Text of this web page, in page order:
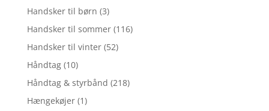
Handsker til børn (3)
Handsker til sommer (116)
Handsker til vinter (52)
Håndtag (10)
Håndtag & styrbånd (218)
Hængekøjer (1)